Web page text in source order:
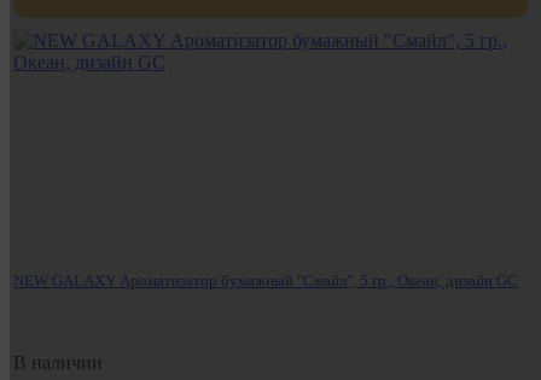
NEW GALAXY Ароматизатор бумажный "Смайл", 5 гр., Океан, дизайн GC
В наличии